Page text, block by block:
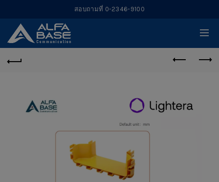
สอบถามที่ 0-2346-9100